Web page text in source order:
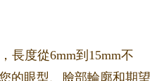
長度從6mm到15mm不
的眼型、臉部輪廓和期望